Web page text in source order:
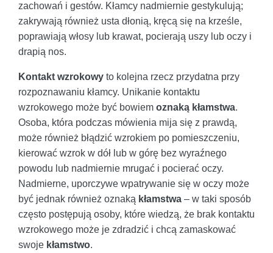
zachowań i gestów. Kłamcy nadmiernie gestykulują;
zakrywają również usta dłonią, kręcą się na krześle,
poprawiają włosy lub krawat, pocierają uszy lub oczy i
drapią nos.
Kontakt wzrokowy to kolejna rzecz przydatna przy
rozpoznawaniu kłamcy. Unikanie kontaktu
wzrokowego może być bowiem oznaką kłamstwa.
Osoba, która podczas mówienia mija się z prawdą,
może również błądzić wzrokiem po pomieszczeniu,
kierować wzrok w dół lub w górę bez wyraźnego
powodu lub nadmiernie mrugać i pocierać oczy.
Nadmierne, uporczywe wpatrywanie się w oczy może
być jednak również oznaką kłamstwa – w taki sposób
często postępują osoby, które wiedzą, że brak kontaktu
wzrokowego może je zdradzić i chcą zamaskować
swoje kłamstwo.